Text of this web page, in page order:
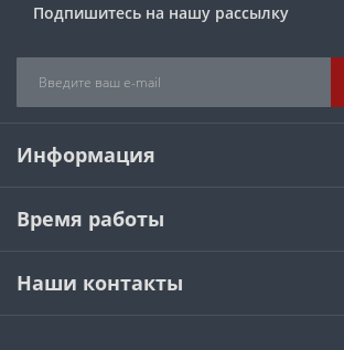
Подпишитесь на нашу рассылку
Информация
Время работы
Наши контакты